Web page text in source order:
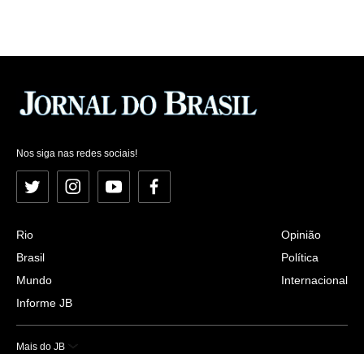
Nos siga nas redes sociais!
Twitter InstagramYouTubeFacebook
Rio
Brasil
Mundo
Informe JB
Opinião
Política
Internacional
Mais do JB